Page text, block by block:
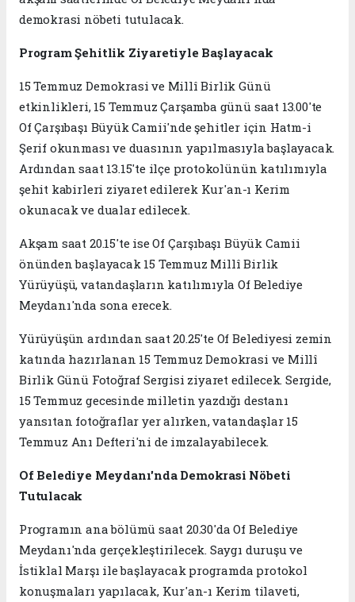
demokrasi nöbeti tutulacak.
Program Şehitlik Ziyaretiyle Başlayacak
15 Temmuz Demokrasi ve Millî Birlik Günü
etkinlikleri, 15 Temmuz Çarşamba günü saat 13.00'te
Of Çarşıbaşı Büyük Camii'nde şehitler için Hatm-i
Şerif okunması ve duasının yapılmasıyla başlayacak.
Ardından saat 13.15'te ilçe protokolünün katılımıyla
şehit kabirleri ziyaret edilerek Kur'an-ı Kerim
okunacak ve dualar edilecek.
Akşam saat 20.15'te ise Of Çarşıbaşı Büyük Camii
önünden başlayacak 15 Temmuz Millî Birlik
Yürüyüşü, vatandaşların katılımıyla Of Belediye
Meydanı'nda sona erecek.
Yürüyüşün ardından saat 20.25'te Of Belediyesi zemin
katında hazırlanan 15 Temmuz Demokrasi ve Millî
Birlik Günü Fotoğraf Sergisi ziyaret edilecek. Sergide,
15 Temmuz gecesinde milletin yazdığı destanı
yansıtan fotoğraflar yer alırken, vatandaşlar 15
Temmuz Anı Defteri'ni de imzalayabilecek.
Of Belediye Meydanı'nda Demokrasi Nöbeti
Tutulacak
Programın ana bölümü saat 20.30'da Of Belediye
Meydanı'nda gerçekleştirilecek. Saygı duruşu ve
İstiklal Marşı ile başlayacak programda protokol
konuşmaları yapılacak, Kur'an-ı Kerim tilaveti,